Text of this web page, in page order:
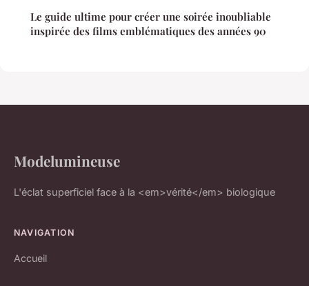
Le guide ultime pour créer une soirée inoubliable
inspirée des films emblématiques des années 90
Modelumineuse
L'éclat superficiel face à la <em>vérité</em> biologique
NAVIGATION
Accueil